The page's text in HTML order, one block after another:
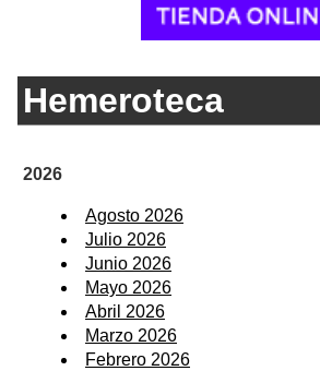
Hemeroteca
2026
Agosto 2026
Julio 2026
Junio 2026
Mayo 2026
Abril 2026
Marzo 2026
Febrero 2026